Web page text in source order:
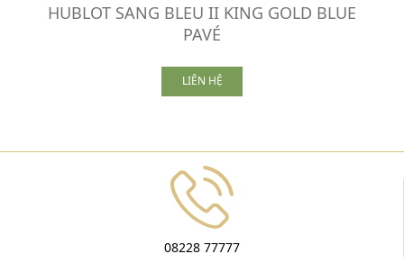
HUBLOT SANG BLEU II KING GOLD BLUE
PAVÉ
LIÊN HỆ
08228 77777